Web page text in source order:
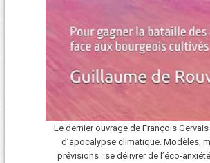
Le dernier ouvrage de François Gervais
d’apocalypse climatique. Modèles,
prévisions : se délivrer de l’éco-